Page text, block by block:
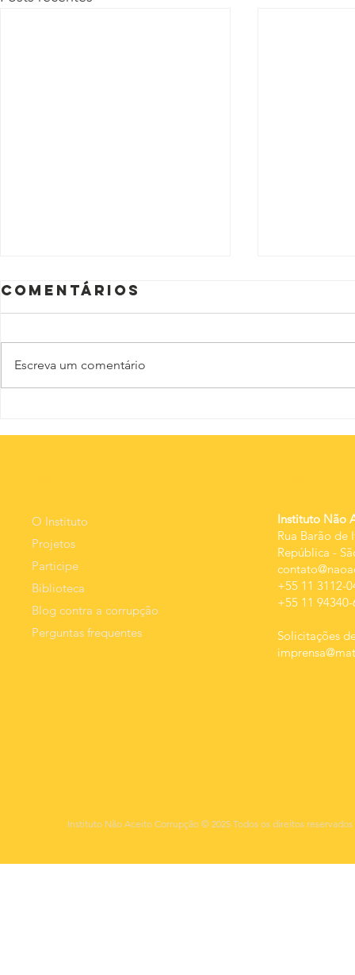
minimiza o
Comentários
Escreva um comentário
O Instituto
Projetos
Participe
Biblioteca
Blog contra a corrupção
Perguntas frequentes
Instituto Não
Rua Barão de
República -
+55 11 3112-
+55 11
Solicitações
Instituto Não Aceito Corrupção © 2025 Todos os direitos